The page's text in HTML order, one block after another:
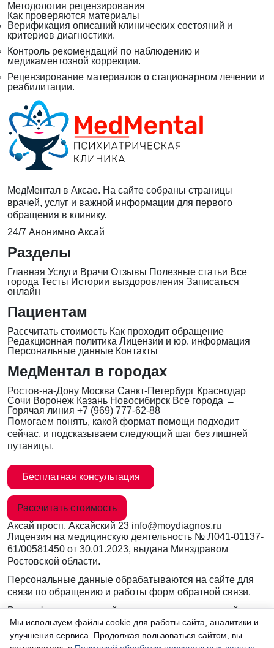
Методология рецензирования
Как проверяются материалы
Верификация описаний клинических состояний и
критериев диагностики.
Контроль рекомендаций по наблюдению и
медикаментозной коррекции.
Рецензирование материалов о стационарном лечении и
реабилитации.
МедМентал в Аксае. На сайте собраны страницы
врачей, услуг и важной информации для первого
обращения в клинику.
24/7 Анонимно Аксай
Разделы
Главная Услуги Врачи Отзывы Полезные статьи Все
города Тесты Истории выздоровления Записаться
онлайн
Пациентам
Рассчитать стоимость Как проходит обращение
Редакционная политика Лицензии и юр. информация
Персональные данные Контакты
МедМентал в городах
Ростов-на-Дону Москва Санкт-Петербург Краснодар
Сочи Воронеж Казань Новосибирск Все города →
Горячая линия +7 (969) 777-62-88
Помогаем понять, какой формат помощи подходит
сейчас, и подсказываем следующий шаг без лишней
путаницы.
Бесплатная консультация
Рассчитать стоимость
Аксай просп. Аксайский 23 info@moydiagnos.ru
Лицензия на медицинскую деятельность № Л041-01137-
61/00581450 от 30.01.2023, выдана Минздравом
Ростовской области.
Персональные данные обрабатываются на сайте для
связи по обращению и работы форм обратной связи.
Вся информация на сайте носит ознакомительный
характер и не заменяет очную консультацию врача.
Консультации по телефону и в мессенджерах не
Мы используем файлы cookie для работы сайта, аналитики и
улучшения сервиса. Продолжая пользоваться сайтом, вы